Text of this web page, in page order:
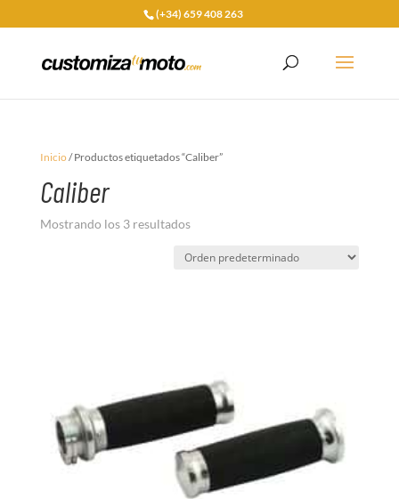
(+34) 659 408 263
Inicio/ Productos etiquetados “Caliber”
Caliber
Mostrando los 3 resultados